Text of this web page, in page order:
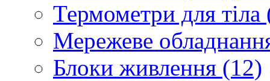
Термометри для тіла
Мережеве
Блоки живлення (12)